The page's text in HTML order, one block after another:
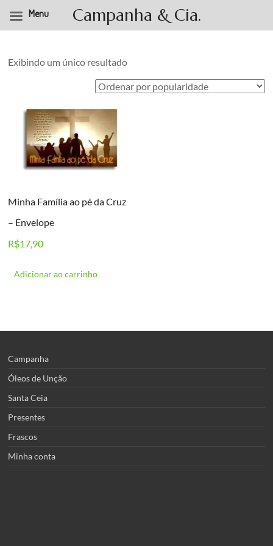
Exibindo um único resultado
Minha Família ao pé da Cruz
– Envelope
R$17,90
Adicionar ao carrinho
Campanha
Óleos de Unção
Santa Ceia
Presentes
Frascos
Minha conta
Menu Campanha & Cia.